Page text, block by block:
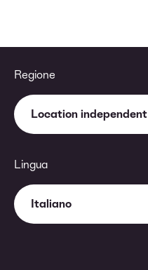
Regione
Location independent
Lingua
Italiano